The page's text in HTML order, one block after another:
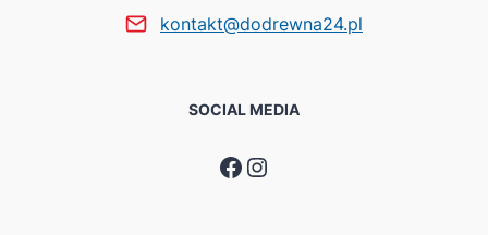
kontakt@dodrewna24.pl
SOCIAL MEDIA
Facebook
Instagram